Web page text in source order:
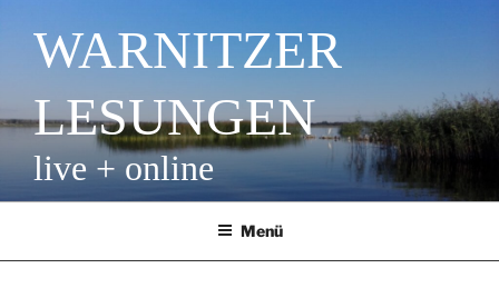
Inhalt
springenWARNITZER
LESUNGEN
live + online
Menü